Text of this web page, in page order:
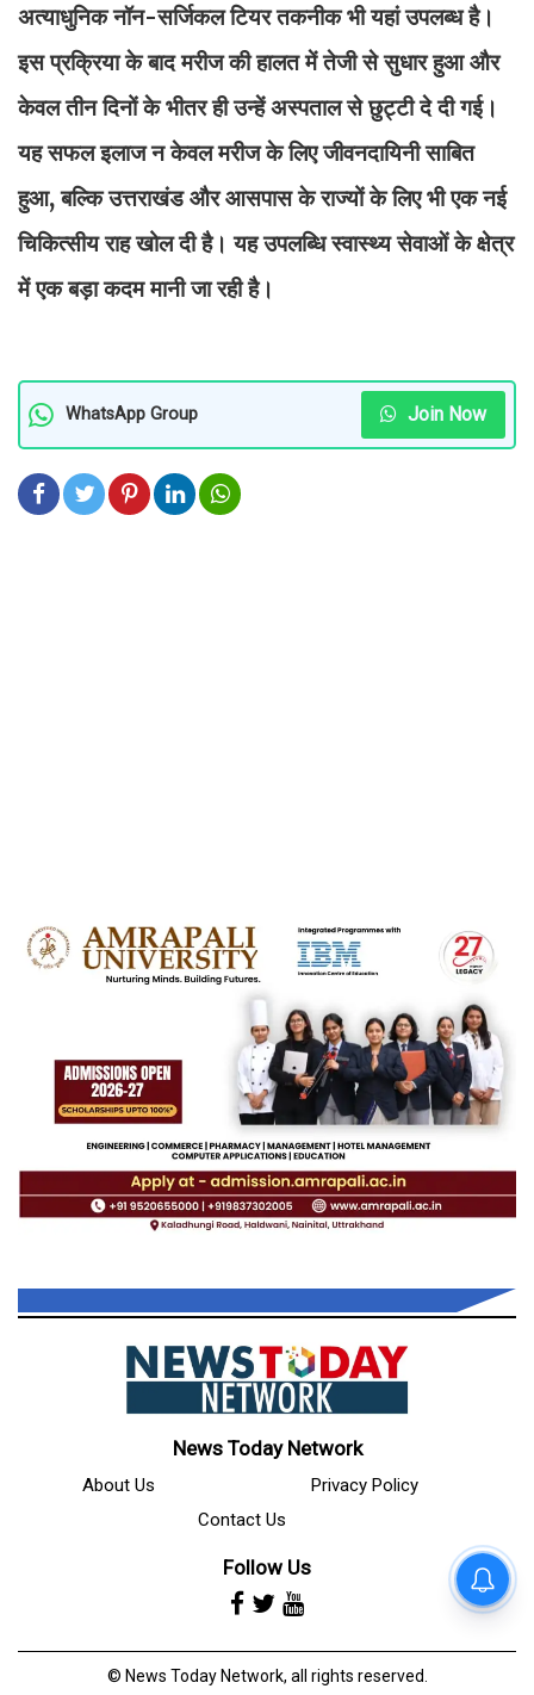
अत्याधुनिक नॉन-सर्जिकल टियर तकनीक भी यहां उपलब्ध है।
इस प्रक्रिया के बाद मरीज की हालत में तेजी से सुधार हुआ और
केवल तीन दिनों के भीतर ही उन्हें अस्पताल से छुट्टी दे दी गई।
यह सफल इलाज न केवल मरीज के लिए जीवनदायिनी साबित
हुआ, बल्कि उत्तराखंड और आसपास के राज्यों के लिए भी एक नई
चिकित्सीय राह खोल दी है। यह उपलब्धि स्वास्थ्य सेवाओं के क्षेत्र
में एक बड़ा कदम मानी जा रही है।
WhatsApp Group Join Now
News Today Network
About Us
Privacy Policy
Contact Us
Follow Us
© News Today Network, all rights reserved.